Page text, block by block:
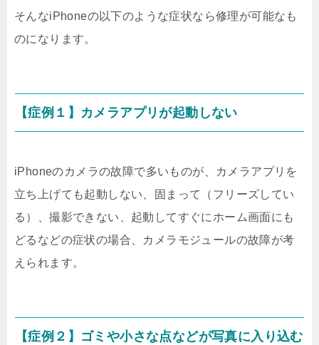
そんなiPhoneの以下のような症状なら修理が可能なも
のになります。
【症例１】カメラアプリが起動しない
iPhoneのカメラの故障で多いものが、カメラアプリを
立ち上げても起動しない、固まって（フリーズしてい
る）、撮影できない、起動してすぐにホーム画面にも
どるなどの症状の場合、カメラモジュールの故障が考
えられます。
【症例２】ゴミや小さな点などが写真に入り込む